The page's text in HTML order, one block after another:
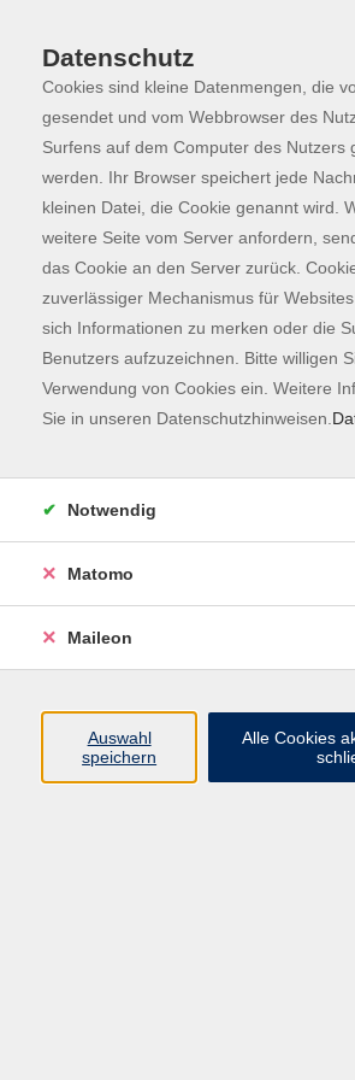
Skip to main content
Programm
Der Kurs konnte nicht gefunden
Datenschutz
Cookies sind kleine Datenmengen, die
gesendet und vom Webbrowser des
Surfens auf dem Computer des Nutzers
werden. Ihr Browser speichert jede
kleinen Datei, die Cookie genannt wird.
weitere Seite vom Server anfordern,
das Cookie an den Server zurück.
zuverlässiger Mechanismus für
sich Informationen zu merken oder die
Benutzers aufzuzeichnen. Bitte willigen
Verwendung von Cookies ein. Weitere
Sie in unseren Datenschutzhinweisen.
Notwendig
Matomo
Maileon
Auswahl
speichern
Alle Cookies